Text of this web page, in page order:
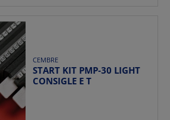
CEMBRE
START KIT PMP-30 LIGHT
CONSIGLE E T